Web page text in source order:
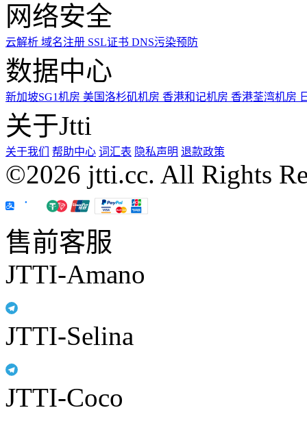
网络安全
云解析 域名注册 SSL证书 DNS污染预防
数据中心
新加坡SG1机房 美国洛杉矶机房 香港和记机房 香港荃湾机房
关于Jtti
关于我们 帮助中心 词汇表 隐私声明 退款政策
©2026 jtti.cc. All Rights
售前客服
JTTI-Amano
JTTI-Selina
JTTI-Coco